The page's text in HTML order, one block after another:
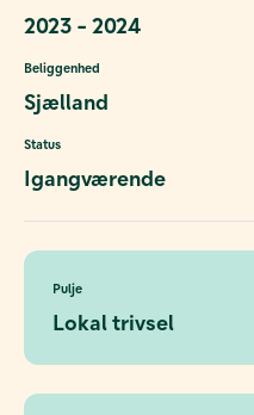
2023 - 2024
Beliggenhed
Sjælland
Status
Igangværende
Pulje
Lokal trivsel